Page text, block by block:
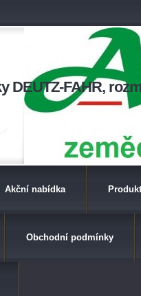
DEUTZ-FAHR,
Akční nabídka
Obchodní podmínky